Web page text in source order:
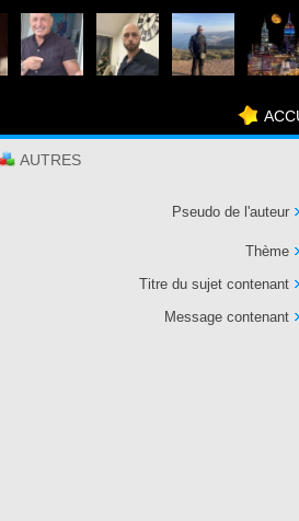
AUTRES
Pseudo de l'auteur
Thème
Titre du sujet contenant
Message contenant